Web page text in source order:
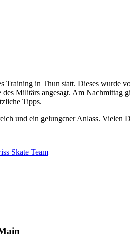
Training in Thun statt. Dieses wurde
Militärs angesagt. Am Nachmittag
Tipps.
und ein gelungener Anlass. Vielen
Skate Team